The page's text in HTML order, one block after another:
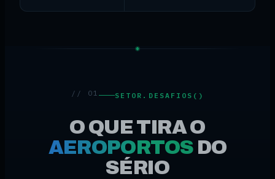
// 01 SETOR.DESAFIOS()
O QUE TIRA O
AEROPORTOS DO
SÉRIO